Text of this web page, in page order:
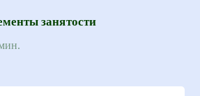
занятости